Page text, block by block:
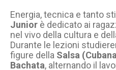
Energia, tecnica e tanto
Junior è dedicato ai
nel vivo della cultura e
Durante le lezioni
figure della Salsa
Bachata, alternando il